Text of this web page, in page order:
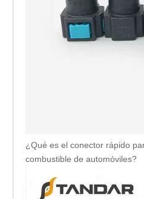
¿Qué es el conector rápido
combustible de automóviles?